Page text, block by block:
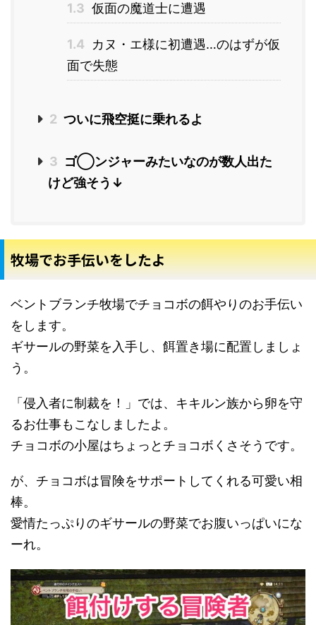
1.3 仮面の魔道士に遭遇
1.4
カヌ・エ様に初遭遇…のはずが仮
面で失態
2 ついに飛空挺に乗れるよ
3 ゴ◯ンジャーみたいなのが数人出た
けど強そう↓
牧場でお手伝いをしたよ
ベントブランチ牧場でチョコボの餌やりのお手伝い
をします。
ギサールの野菜を入手し、餌置き場に配置しましょ
う。
「侵入者に制裁を！」では、キキルン族から卵を守
るお仕事もこなしましたよ。
チョコボの小屋はちょっとチョコボくさそうです。
が、チョコボは冒険をサポートしてくれる可愛い相
棒。
愛情たっぷりのギサールの野菜でお腹いっぱいにな
ーれ。